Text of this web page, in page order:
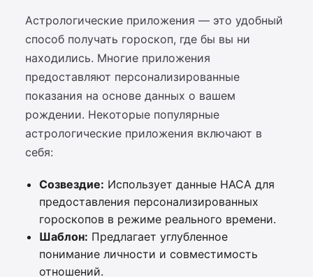
Астрологические приложения — это удобный
способ получать гороскоп, где бы вы ни
находились. Многие приложения
предоставляют персонализированные
показания на основе данных о вашем
рождении. Некоторые популярные
астрологические приложения включают в
себя:
Созвездие: Использует данные НАСА для
предоставления персонализированных
гороскопов в режиме реального времени.
Шаблон: Предлагает углубленное
понимание личности и совместимость
отношений.